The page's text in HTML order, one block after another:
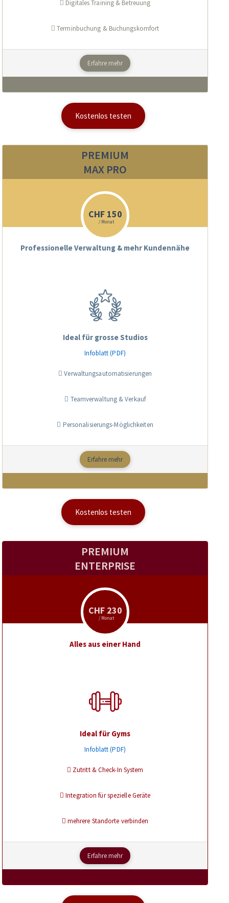
Digitales Training & Betreuung
Terminbuchung & Buchungskomfort
Erfahre mehr
Kostenlos testen
PREMIUM
MAX PRO
CHF 150
/ Monat
Professionelle Verwaltung & mehr Kundennähe
Ideal für grosse Studios
Infoblatt (PDF)
Verwaltungsautomatisierungen
Teamverwaltung & Verkauf
Personalisierungs-Möglichkeiten
Erfahre mehr
Kostenlos testen
PREMIUM
ENTERPRISE
CHF 230
/ Monat
Alles aus einer Hand
Ideal für Gyms
Infoblatt (PDF)
Zutritt & Check-In System
Integration für spezielle Geräte
mehrere Standorte verbinden
Erfahre mehr